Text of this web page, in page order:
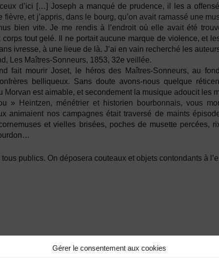
Gérer le consentement aux cookies
d’ici […] Joseph a manqué de prudence, il les a
fièvre, et j’appris, dans le bourg, qu’on avait ramassé une
bien vite. Je me rendis à l’endroit où elle avait été
corps tout gelé. Il ne portait aucune marque de violence, et
ivresse, à une lieue de là. J’ai en vain recherché les
Les Maîtres-Sonneurs, 1853, 32e veillée.
fait mourir Joset, le héros des Maîtres-Sonneurs, au
belliqueux. Sans doute avons-nous quelque
Morvan est aimable, et secondement la musique adoucit les
» Heintzen, ménétrier et historien bourbonnais, vous
animaient nos campagnes était traversé de maints
et vielles brisées, poches de musette percées,
publics. On déposera couteaux et objets contondants à